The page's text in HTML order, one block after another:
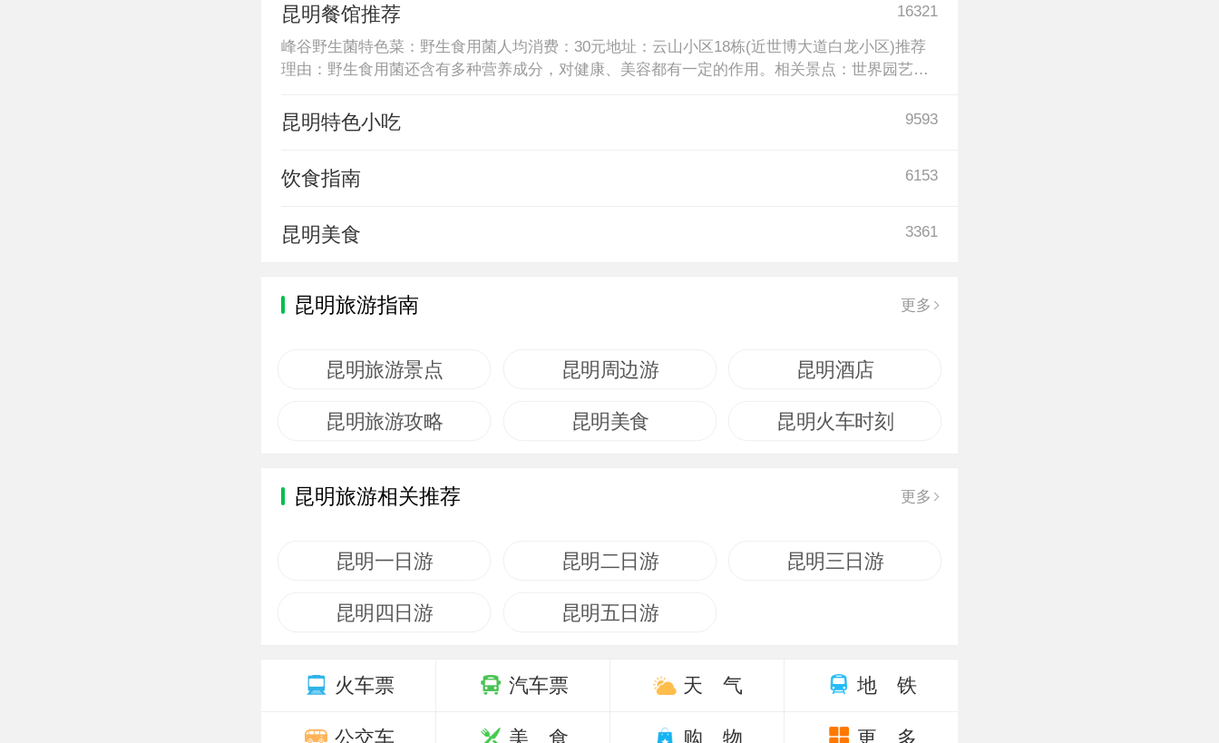
昆明餐馆推荐
16321
峰谷野生菌特色菜：野生食用菌人均消费：30元地址：云山小区18栋(近世博大道白龙小区)推荐
理由：野生食用菌还含有多种营养成分，对健康、美容都有一定的作用。相关景点：世界园艺博
昆明特色小吃 9593
饮食指南 6153
昆明美食 3361
昆明旅游指南 更多
昆明旅游景点 昆明周边游 昆明酒店
昆明旅游攻略 昆明美食 昆明火车时刻
昆明旅游相关推荐 更多
昆明一日游 昆明二日游 昆明三日游
昆明四日游 昆明五日游
火车票 汽车票 天 气 地 铁
公交车 美 食 购 物 更 多